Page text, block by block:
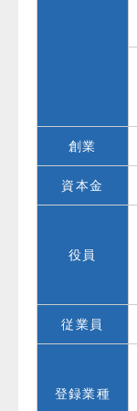
創業
資本金
役員
従業員
登録業種